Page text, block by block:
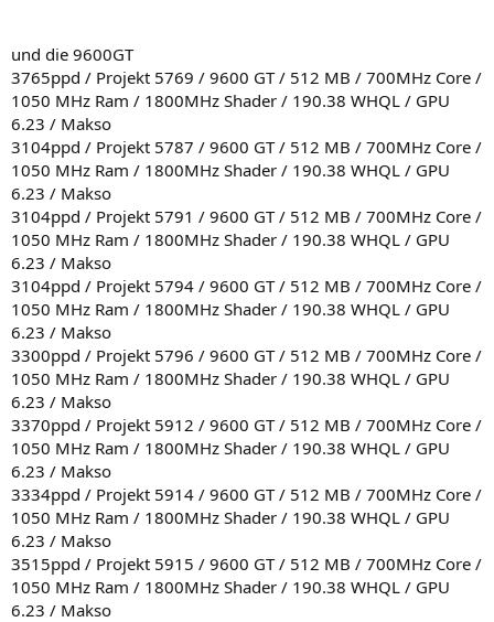
und die 9600GT
3765ppd / Projekt 5769 / 9600 GT / 512 MB / 700MHz Core /
1050 MHz Ram / 1800MHz Shader / 190.38 WHQL / GPU
6.23 / Makso
3104ppd / Projekt 5787 / 9600 GT / 512 MB / 700MHz Core /
1050 MHz Ram / 1800MHz Shader / 190.38 WHQL / GPU
6.23 / Makso
3104ppd / Projekt 5791 / 9600 GT / 512 MB / 700MHz Core /
1050 MHz Ram / 1800MHz Shader / 190.38 WHQL / GPU
6.23 / Makso
3104ppd / Projekt 5794 / 9600 GT / 512 MB / 700MHz Core /
1050 MHz Ram / 1800MHz Shader / 190.38 WHQL / GPU
6.23 / Makso
3300ppd / Projekt 5796 / 9600 GT / 512 MB / 700MHz Core /
1050 MHz Ram / 1800MHz Shader / 190.38 WHQL / GPU
6.23 / Makso
3370ppd / Projekt 5912 / 9600 GT / 512 MB / 700MHz Core /
1050 MHz Ram / 1800MHz Shader / 190.38 WHQL / GPU
6.23 / Makso
3334ppd / Projekt 5914 / 9600 GT / 512 MB / 700MHz Core /
1050 MHz Ram / 1800MHz Shader / 190.38 WHQL / GPU
6.23 / Makso
3515ppd / Projekt 5915 / 9600 GT / 512 MB / 700MHz Core /
1050 MHz Ram / 1800MHz Shader / 190.38 WHQL / GPU
6.23 / Makso